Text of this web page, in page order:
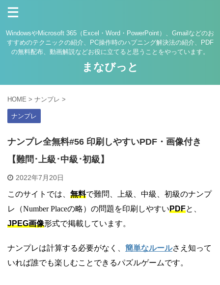
WindowsやMicrosoft 365（Excel・Word・PowerPoint）、Gmailなどのお
すすめのテクニックの紹介、PC操作時のハプニング解決法の紹介、PDF
の無料配布、動画解説などお役に立てると思うことをやっています。
まなびっと
HOME > ナンプレ >
ナンプレ
ナンプレ全無料#56 印刷しやすいPDF・画像付き
【難問･上級･中級･初級】
2022年7月20日
このサイトでは、 無料で難問、上級、中級、初級のナンプ
レ（Number Placeの略）の問題を印刷しやすいPDFと、
JPEG画像形式で掲載しています。
ナンプレは計算する必要がなく、 簡単なルールさえ知って
いれば誰でも楽しむことできるパズルゲームです。